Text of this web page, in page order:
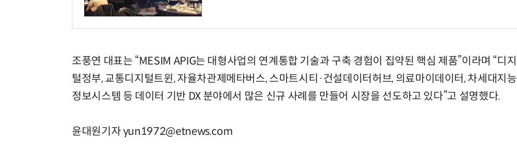
조풍연 대표는 “MESIM APIG는 대형사업의 연계통합 기술과 구축 경험이 집약된 핵심 제품”이라며 “디지
털정부, 교통디지털트윈, 자율차관제메타버스, 스마트시티·건설데이터허브, 의료마이데이터, 차세대지능
정보시스템 등 데이터 기반 DX 분야에서 많은 신규 사례를 만들어 시장을 선도하고 있다”고 설명했다.
윤대원기자 yun1972@etnews.com